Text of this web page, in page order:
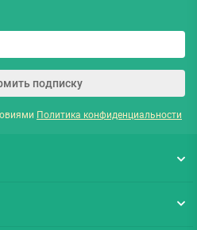
подписку
Политика конфиденциальности